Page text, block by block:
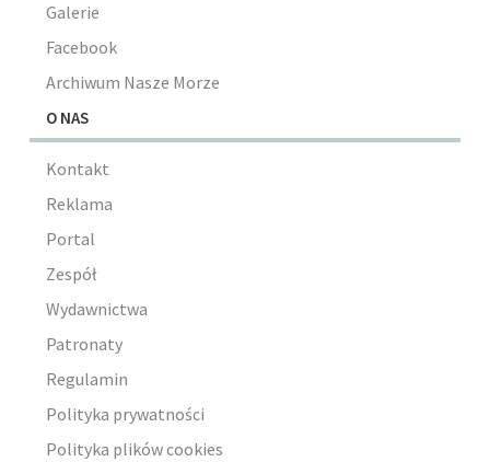
Galerie
Facebook
Archiwum Nasze Morze
O NAS
Kontakt
Reklama
Portal
Zespół
Wydawnictwa
Patronaty
Regulamin
Polityka prywatności
Polityka plików cookies